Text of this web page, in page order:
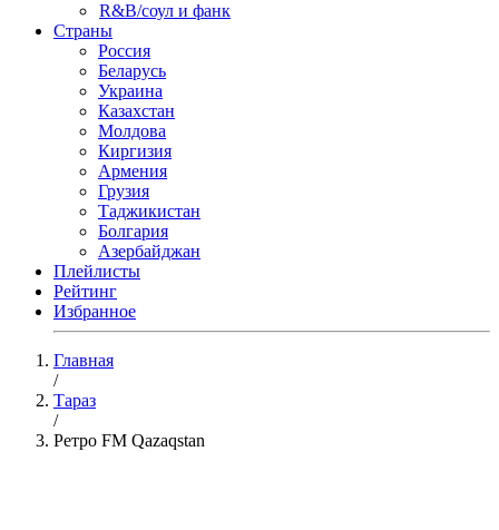
R&B/cоул и фанк
Страны
Россия
Беларусь
Украина
Казахстан
Молдова
Киргизия
Армения
Грузия
Таджикистан
Болгария
Азербайджан
Плейлисты
Рейтинг
Избранное
Главная
/
Тараз
/
Ретро FM Qazaqstan